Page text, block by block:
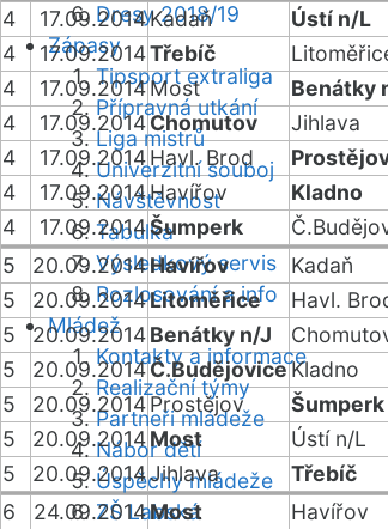
Dresy 2018/19
Zápasy
Tipsport extraliga
Přípravná utkání
Liga mistrů
Univerzitní souboj
Návštěvnost
Tabulka
Výsledkový servis
Rozlosování a info
Mládež
Kontakty a informace
Realizační týmy
Partneři mládeže
Nábor dětí
Úspěchy mládeže
ZŠ Labská
4
17.09.2014Kadaň Ústí n/L
4
17.09.2014Třebíč
4
17.09.2014Most Benátky
4
17.09.2014Chomutov Jihlava
4
17.09.2014Havl. Brod
4
17.09.2014Havířov Kladno
4
17.09.2014Šumperk
5
20.09.2014Havířov Kadaň
5
20.09.2014Litoměřice Havl.
5
20.09.2014Benátky n/J
5
20.09.2014Č.BudějoviceKladno
5
20.09.2014Prostějov Šumperk
5
20.09.2014Most Ústí n/L
5
20.09.2014Jihlava Třebíč
6
24.09.2014Most Havířov